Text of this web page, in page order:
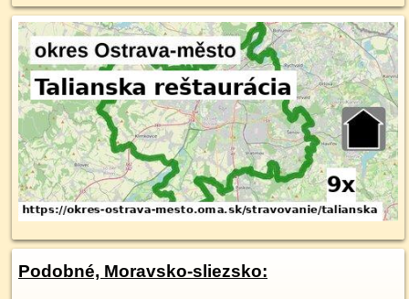
Podobné, Moravsko-sliezsko: